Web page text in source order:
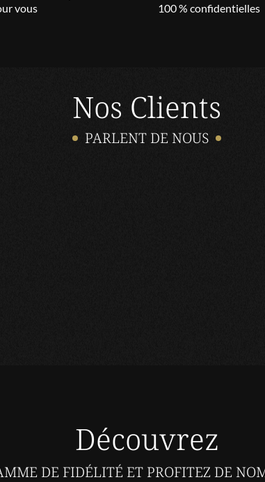
vous
100 % confidentielles
Nos Clients
PARLENT DE NOUS
Découvrez
DE FIDÉLITÉ ET PROFITEZ DE